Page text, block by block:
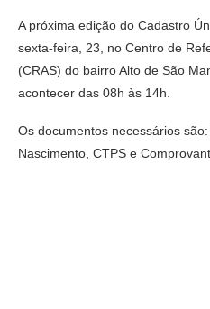
A próxima edição do Cadastro
sexta-feira, 23, no Centro de
(CRAS) do bairro Alto de São
acontecer das 08h às 14h.
Os documentos necessários
Nascimento, CTPS e